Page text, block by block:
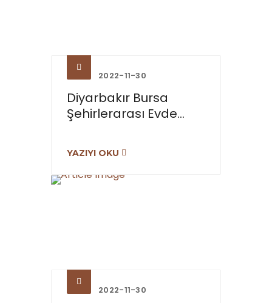
2022-11-30
Diyarbakır Bursa
Şehirlerarası Evde...
YAZIYI OKU
2022-11-30